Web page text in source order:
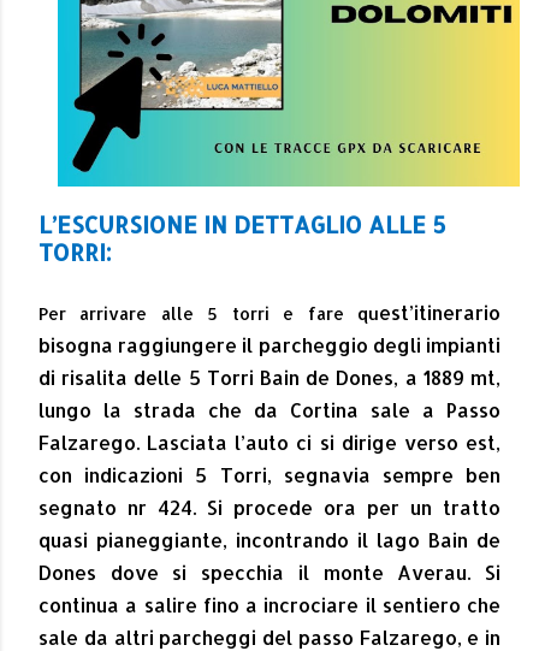
L’ESCURSIONE IN DETTAGLIO ALLE 5
TORRI:
Per arrivare alle 5 torri e fare quest’itinerario
bisogna raggiungere il parcheggio degli impianti
di risalita delle 5 Torri Bain de Dones, a 1889 mt,
lungo la strada che da Cortina sale a Passo
Falzarego. Lasciata l’auto ci si dirige verso est,
con indicazioni 5 Torri, segnavia sempre ben
segnato nr 424. Si procede ora per un tratto
quasi pianeggiante, incontrando il lago Bain de
Dones dove si specchia il monte Averau. Si
continua a salire fino a incrociare il sentiero che
sale da altri parcheggi del passo Falzarego, e in